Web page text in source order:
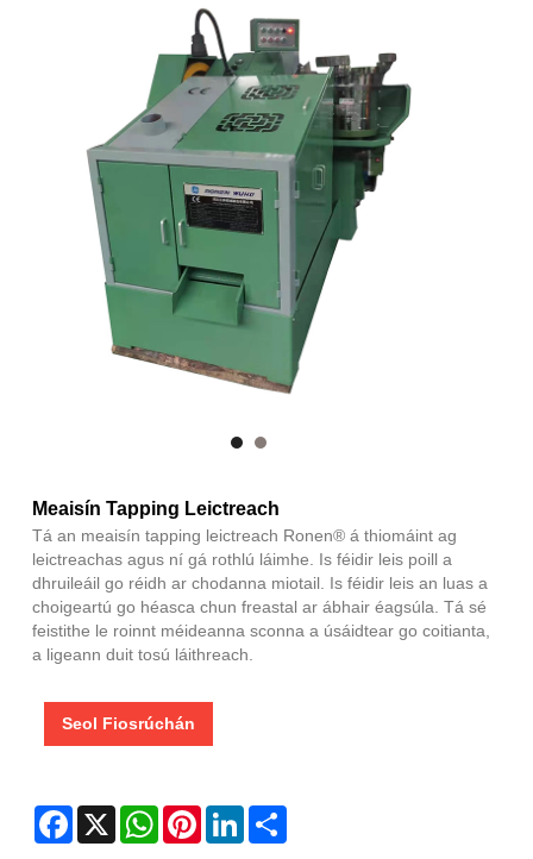
Meaisín Tapping Leictreach
Tá an meaisín tapping leictreach Ronen® á thiomáint ag
leictreachas agus ní gá rothlú láimhe. Is féidir leis poill a
dhruileáil go réidh ar chodanna miotail. Is féidir leis an luas a
choigeartú go héasca chun freastal ar ábhair éagsúla. Tá sé
feistithe le roinnt méideanna sconna a úsáidtear go coitianta,
a ligeann duit tosú láithreach.
Seol Fiosrúchán
Facebook
X WhatsAppPinterestLinkedIn